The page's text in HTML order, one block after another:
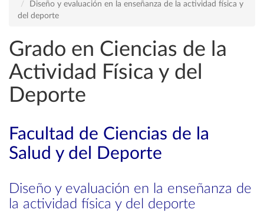
Diseño y evaluación en la enseñanza de la actividad física y
del deporte
Grado en Ciencias de la
Actividad Física y del
Deporte
Facultad de Ciencias de la
Salud y del Deporte
Diseño y evaluación en la enseñanza de
la actividad física y del deporte